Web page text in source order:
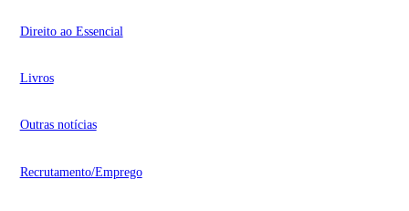
Direito ao Essencial
Livros
Outras notícias
Recrutamento/Emprego